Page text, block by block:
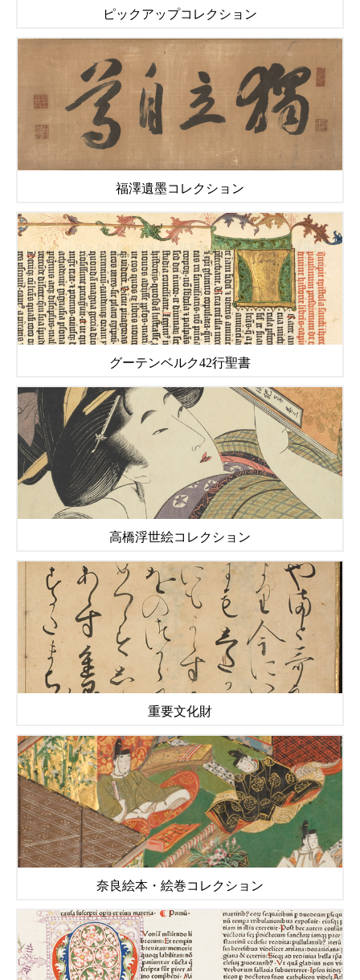
ピックアップコレクション
福澤遺墨コレクション
グーテンベルク42行聖書
高橋浮世絵コレクション
重要文化財
奈良絵本・絵巻コレクション